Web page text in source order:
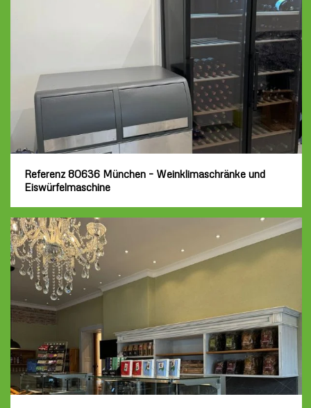
Referenz 80636 München – Weinklimaschränke und
Eiswürfelmaschine